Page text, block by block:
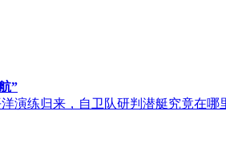
”
演练归来，自卫队研判潜艇究竟在哪